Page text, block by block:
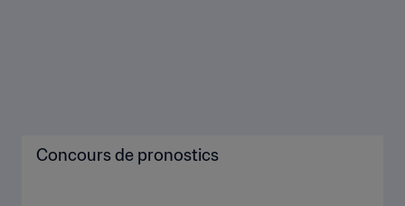
Concours de pronostics